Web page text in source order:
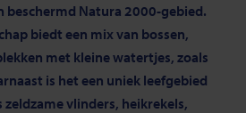
beschermd Natura 2000-gebied.
biedt een mix van bossen,
met kleine watertjes, zoals
is het een uniek leefgebied
vlinders, heikrekels,